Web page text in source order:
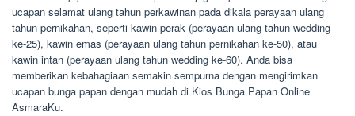
ucapan selamat ulang tahun perkawinan pada dikala perayaan ulang
tahun pernikahan, seperti kawin perak (perayaan ulang tahun wedding
ke-25), kawin emas (perayaan ulang tahun pernikahan ke-50), atau
kawin intan (perayaan ulang tahun wedding ke-60). Anda bisa
memberikan kebahagiaan semakin sempurna dengan mengirimkan
ucapan bunga papan dengan mudah di Kios Bunga Papan Online
AsmaraKu.